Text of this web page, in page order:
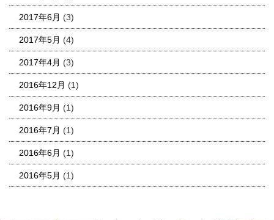
2017年6月 (3)
2017年5月 (4)
2017年4月 (3)
2016年12月 (1)
2016年9月 (1)
2016年7月 (1)
2016年6月 (1)
2016年5月 (1)